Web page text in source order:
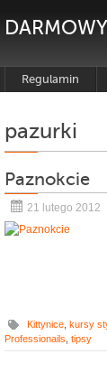
Regulamin
pazurki
Paznokcie
21 lutego 2012
Kittynice kursy
Professionails tipsy